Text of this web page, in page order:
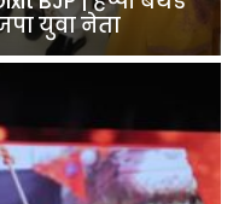
युवा नेता